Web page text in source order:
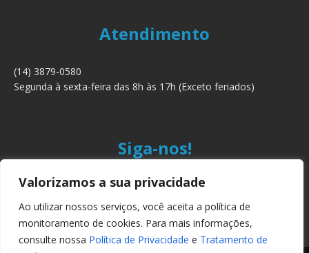
Valorizamos a sua privacidade
Ao utilizar nossos serviços, você aceita a política de
monitoramento de cookies. Para mais informações,
consulte nossa Política de Privacidade e Tratamento de
Atendimento
(14) 3879-0580
Segunda à sexta-feira das 8h às 17h (Exceto feriados)
Siga-nos!